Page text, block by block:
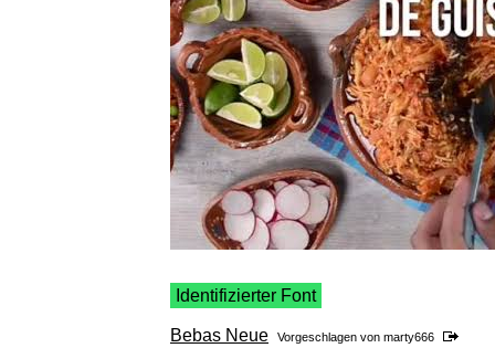
Identifizierter Font
Bebas Neue Vorgeschlagen von marty666